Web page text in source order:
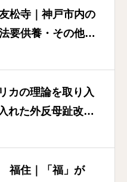
等、健康増進を図
療法
松寺｜神戸市内の
要供養・その他仏
ご相談はお任せく
カの理論を取り入
れた外反母趾改善
き」
福住｜「福」が